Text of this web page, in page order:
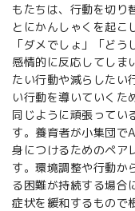
もたちは、行動を切り
とにかんしゃくを起こ
「ダメでしょ」「ど
感情的に反応してしま
たい行動や減らしたい
い行動を導いていくた
同じように頑張ってい
す。養育者が小集団で
身につけるためのペア
す。環境調整や行動か
る困難が持続する場合
症状を緩和するもので